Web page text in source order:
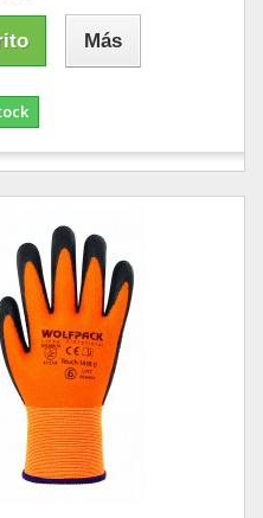
Más